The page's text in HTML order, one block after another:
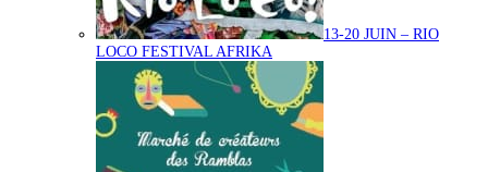
13-20 JUIN – RIO
LOCO FESTIVAL AFRIKA